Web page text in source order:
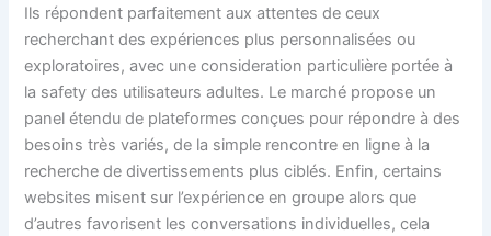
Ils répondent parfaitement aux attentes de ceux
recherchant des expériences plus personnalisées ou
exploratoires, avec une consideration particulière portée à
la safety des utilisateurs adultes. Le marché propose un
panel étendu de plateformes conçues pour répondre à des
besoins très variés, de la simple rencontre en ligne à la
recherche de divertissements plus ciblés. Enfin, certains
websites misent sur l’expérience en groupe alors que
d’autres favorisent les conversations individuelles, cela